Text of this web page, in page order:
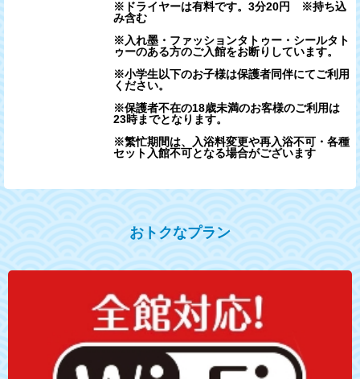
※ドライヤーは有料です。3分20円 ※持ち込
み含む
※入れ墨・ファッションタトゥー・シールタト
ゥーのある方のご入館をお断りしています。
※小学生以下のお子様は保護者同伴にてご利用
ください。
※保護者不在の18歳未満のお客様のご利用は
23時までとなります。
※繁忙期間は、入浴料変更や再入浴不可・各種
セット入館不可となる場合がございます
おトクなプラン